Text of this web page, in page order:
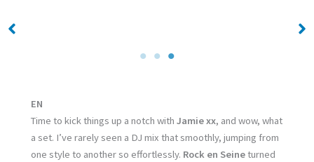
EN
Time to kick things up a notch withJamie xx, and wow, what
a set. I’ve rarely seen a DJ mix that smoothly, jumping from
one style to another so effortlessly. Rock en Seineturned